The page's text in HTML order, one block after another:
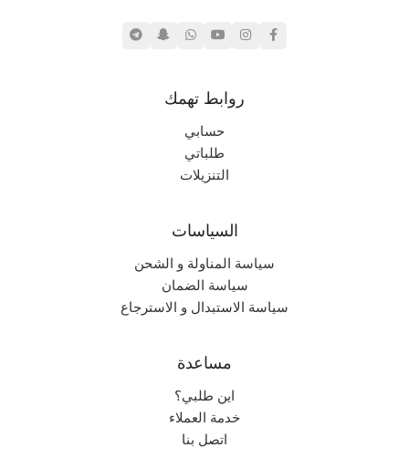
روابط تهمك
حسابي
طلباتي
التنزيلات
السياسات
سياسة المناولة و الشحن
سياسة الضمان
سياسة الاستبدال و الاسترجاع
مساعدة
اين طلبي؟
خدمة العملاء
اتصل بنا